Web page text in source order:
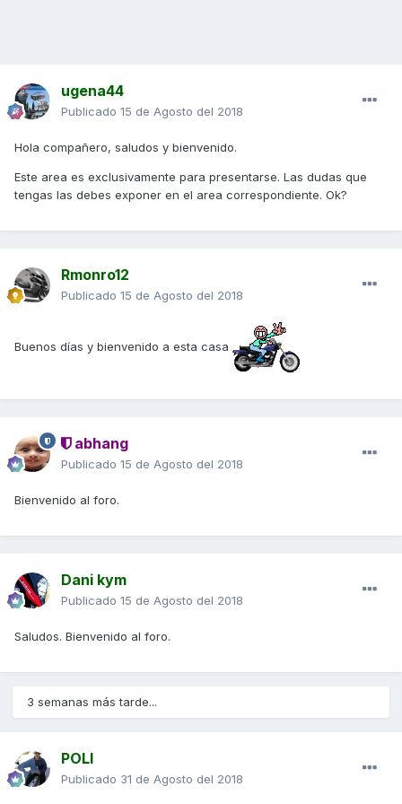
ugena44
Publicado 15 de Agosto del 2018
Hola compañero, saludos y bienvenido.
Este area es exclusivamente para presentarse. Las dudas que
tengas las debes exponer en el area correspondiente. Ok?
Rmonro12
Publicado 15 de Agosto del 2018
Buenos días y bienvenido a esta casa
abhang
Publicado 15 de Agosto del 2018
Bienvenido al foro.
Dani kym
Publicado 15 de Agosto del 2018
Saludos. Bienvenido al foro.
3 semanas más tarde...
POLI
Publicado 31 de Agosto del 2018